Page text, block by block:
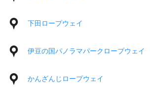
下田ロープウェイ
伊豆の国パノラマパークロープウェイ
かんざんじロープウェイ